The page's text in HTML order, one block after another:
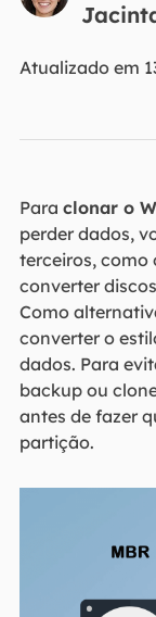
Atualizado em
Para clonar o
perder dados,
terceiros, como
converter
Como
converter o
dados. Para
backup ou
antes de fazer
partição.